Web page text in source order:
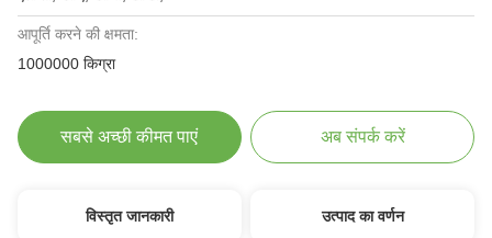
आपूर्ति करने की क्षमता:
1000000 किग्रा
सबसे अच्छी कीमत पाएं अब संपर्क करें
विस्तृत जानकारी उत्पाद का वर्णन